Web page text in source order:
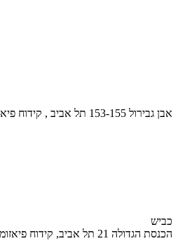
כביש
הכנסת הגדולה 21 תל אביב, קידוח פיאזומטר לעומק 13 מטר